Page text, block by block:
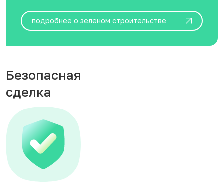
подробнее о зеленом строительстве
Безопасная
сделка